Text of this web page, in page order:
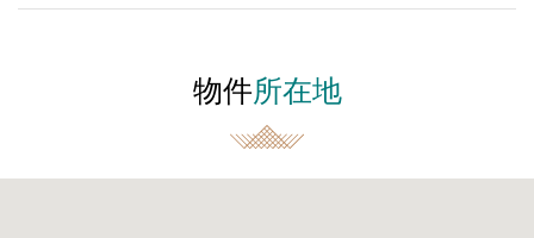
物件所在地